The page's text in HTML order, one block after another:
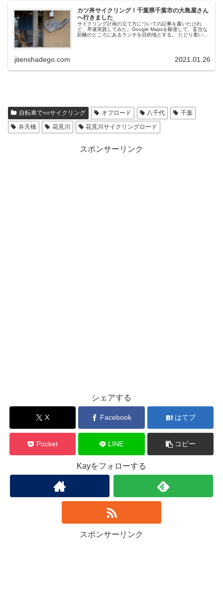
カツ丼サイクリング！千葉県千葉市の大島屋さん
へ行きました
サイクリング計画の立て方についての記事を書いたけれ
ど、早速実践してみた。Google Mapsを駆使して、妥当な
距離のところにあるランチを目的地とする。 たどり着いた
jitenshadego.com 2021.01.26
自転車で○○サイクリング オフロード 八千代
千葉
弁天橋
花見川 花見川サイクリングロード
スポンサーリンク
シェアする
X Facebook はてブ
Pocket LINE コピー
Kayをフォローする
スポンサーリンク